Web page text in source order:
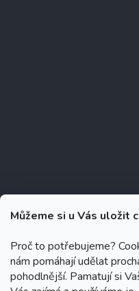
Můžeme si u Vás uložit
Proč to potřebujeme?
nám pomáhají udělat
pohodlnější. Pamatují si
Copyright 2026 Zubáček.cz